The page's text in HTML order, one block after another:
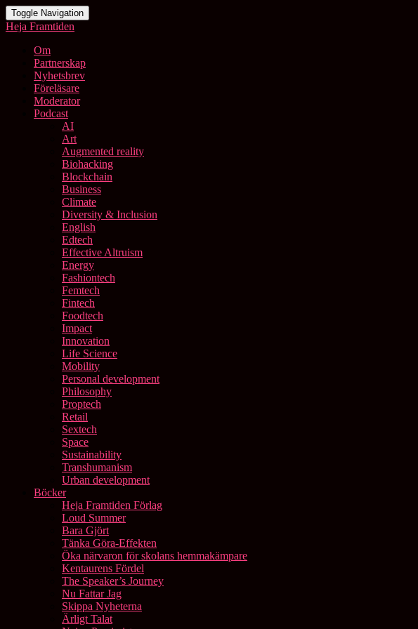
Toggle Navigation
Heja Framtiden
Om
Partnerskap
Nyhetsbrev
Föreläsare
Moderator
Podcast
AI
Art
Augmented reality
Biohacking
Blockchain
Business
Climate
Diversity & Inclusion
English
Edtech
Effective Altruism
Energy
Fashiontech
Femtech
Fintech
Foodtech
Impact
Innovation
Life Science
Mobility
Personal development
Philosophy
Proptech
Retail
Sextech
Space
Sustainability
Transhumanism
Urban development
Böcker
Heja Framtiden Förlag
Loud Summer
Bara Gjört
Tänka Göra-Effekten
Öka närvaron för skolans hemmakämpare
Kentaurens Fördel
The Speaker’s Journey
Nu Fattar Jag
Skippa Nyheterna
Ärligt Talat